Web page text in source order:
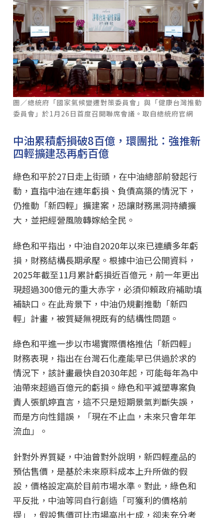
圖／總統府「國家氣候變遷對策委員會」與「健康台灣推動
委員會」於1月26日首度召開聯席會議。取自總統府官網
中油累積虧損破8百億，環團批：強推新
四輕擴建恐再虧百億
綠色和平於27日走上街頭，在中油總部前發起行
動，直指中油在連年虧損、負債高築的情況下，
仍推動「新四輕」擴建案，恐讓財務黑洞持續擴
大，並把經營風險轉嫁給全民。
綠色和平指出，中油自2020年以來已連續多年虧
損，財務結構長期承壓。根據中油已公開資料，
2025年截至11月累計虧損近百億元，前一年更出
現超過300億元的重大赤字，必須仰賴政府補助填
補缺口。在此背景下，中油仍規劃推動「新四
輕」計畫，被質疑無視既有的結構性問題。
綠色和平進一步以市場實際價格推估「新四輕」
財務表現，指出在台灣石化產能早已供過於求的
情況下，該計畫最快自2030年起，可能每年為中
油帶來超過百億元的虧損。綠色和平減塑專案負
責人張凱婷直言，這不只是短期景氣判斷失誤，
而是方向性錯誤，「現在不止血，未來只會年年
流血」。
針對外界質疑，中油曾對外說明，新四輕產品的
預估售價，是基於未來原料成本上升所做的假
設，價格設定高於目前市場水準。對此，綠色和
平反批，中油等同自行創造「可獲利的價格前
提」，假設售價可比市場高出七成，卻未充分考